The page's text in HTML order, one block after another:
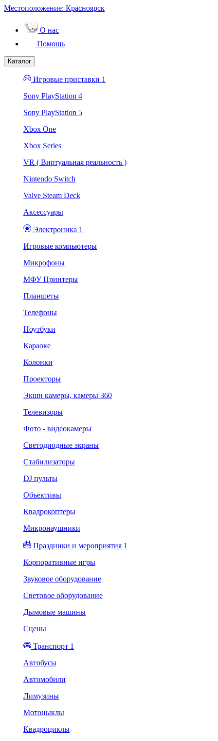
Местоположение: Красноярск
О нас
Помощь
Каталог
Игровые приставки 1
Sony PlayStation 4
Sony PlayStation 5
Xbox One
Xbox Series
VR ( Виртуальная реальность )
Nintendo Switch
Valve Steam Deck
Аксессуары
Электроника 1
Игровые компьютеры
Микрофоны
МФУ Принтеры
Планшеты
Телефоны
Ноутбуки
Караоке
Колонки
Проекторы
Экшн камеры, камеры 360
Телевизоры
Фото - видеокамеры
Светодиодные экраны
Стабилизаторы
DJ пульты
Объективы
Квадрокоптеры
Микронаушники
Праздники и мероприятия 1
Корпоративные игры
Звуковое оборудование
Световое оборудование
Дымовые машины
Сцены
Транспорт 1
Автобусы
Автомобили
Лимузины
Мотоцыклы
Квадроциклы